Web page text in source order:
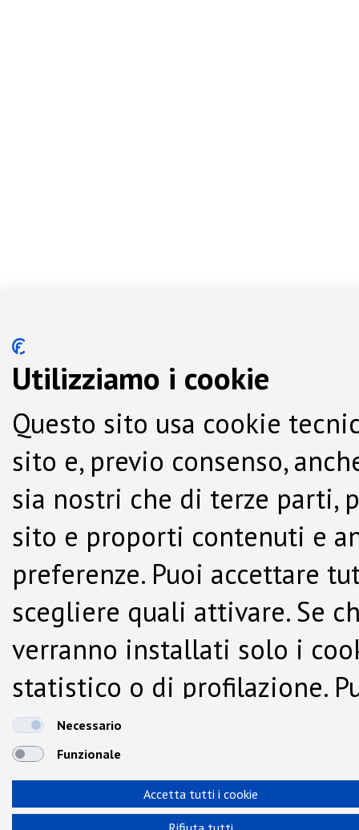
Utilizziamo i cookie
Questo sito usa cookie
sito e, previo consenso,
sia nostri che di terze parti,
sito e proporti contenuti e
preferenze. Puoi accettare
scegliere quali attivare. Se
verranno installati solo i
statistico o di profilazione.
dalla Cookie Policy.
Necessario
Funzionale
Accetta tutti i cookie